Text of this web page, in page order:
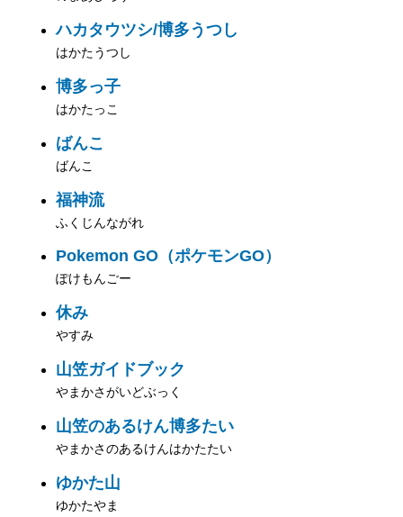
ハカタウツシ/博多うつし
はかたうつし
博多っ子
はかたっこ
ばんこ
ばんこ
福神流
ふくじんながれ
Pokemon GO（ポケモンGO）
ぽけもんごー
休み
やすみ
山笠ガイドブック
やまかさがいどぶっく
山笠のあるけん博多たい
やまかさのあるけんはかたたい
ゆかた山
ゆかたやま